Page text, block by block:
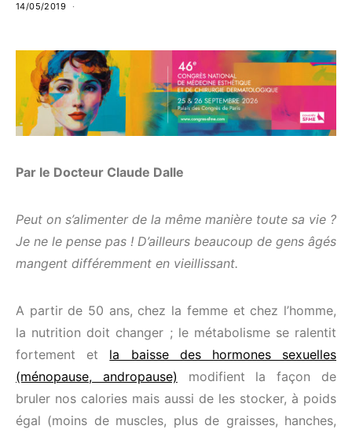
14/05/2019
Par le Docteur Claude Dalle
Peut on s’alimenter de la même manière toute sa vie ?
Je ne le pense pas ! D’ailleurs beaucoup de gens âgés
mangent différemment en vieillissant.
A partir de 50 ans, chez la femme et chez l’homme,
la nutrition doit changer ; le métabolisme se ralentit
fortement et la baisse des hormones sexuelles
(ménopause, andropause) modifient la façon de
bruler nos calories mais aussi de les stocker, à poids
égal (moins de muscles, plus de graisses, hanches,